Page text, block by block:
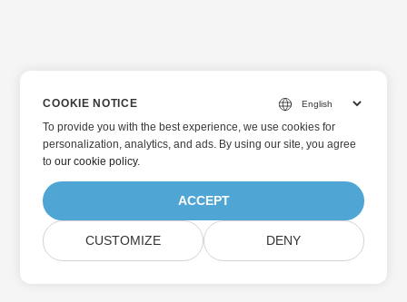
COOKIE NOTICE
To provide you with the best experience, we use cookies for
personalization, analytics, and ads. By using our site, you agree
toour cookie policy.
ACCEPT
CUSTOMIZE DENY